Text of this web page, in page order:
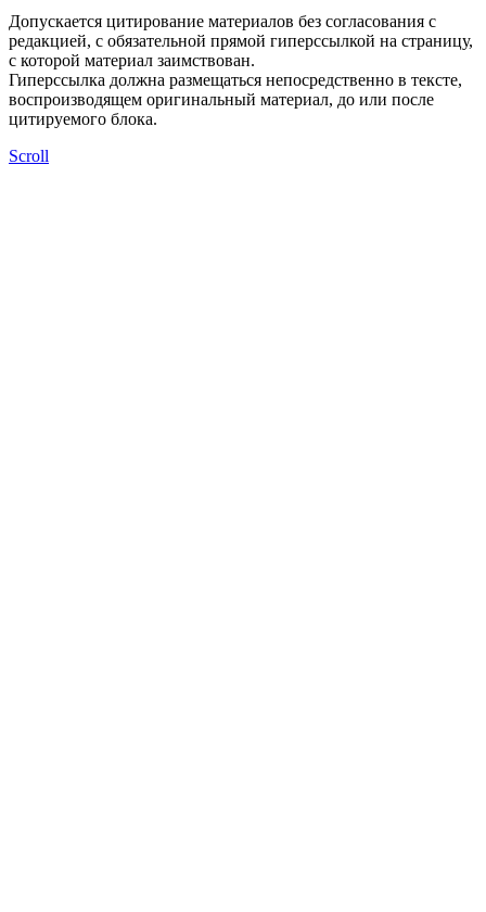
Допускается цитирование материалов без согласования с
редакцией, с обязательной прямой гиперссылкой на страницу,
с которой материал заимствован.
Гиперссылка должна размещаться непосредственно в тексте,
воспроизводящем оригинальный материал, до или после
цитируемого блока.
Scroll